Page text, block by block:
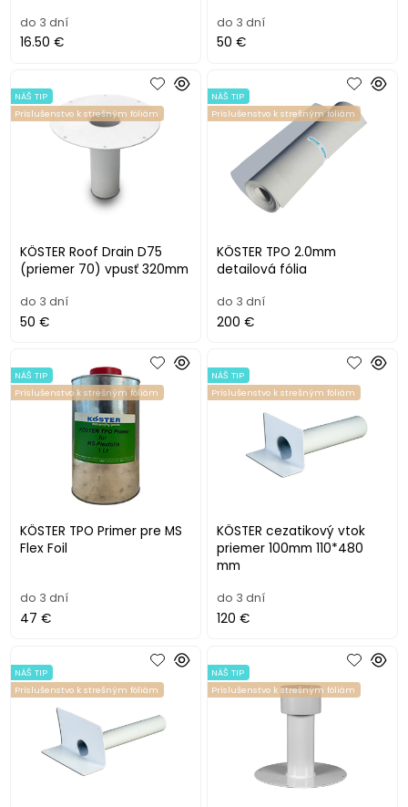
do 3 dní
16.50 €
do 3 dní
50 €
KÖSTER Roof Drain D75
(priemer 70) vpusť 320mm
NÁŠ TIP
Príslušenstvo k strešným fóliám
do 3 dní
50 €
KÖSTER TPO 2.0mm
detailová fólia
NÁŠ TIP
Príslušenstvo k strešným fóliám
do 3 dní
200 €
KÖSTER TPO Primer pre MS
Flex Foil
NÁŠ TIP
Príslušenstvo k strešným fóliám
do 3 dní
47 €
KÖSTER cezatikový vtok
priemer 100mm 110*480
mm
NÁŠ TIP
Príslušenstvo k strešným fóliám
do 3 dní
120 €
NÁŠ TIP
Príslušenstvo k strešným fóliám
NÁŠ TIP
Príslušenstvo k strešným fóliám